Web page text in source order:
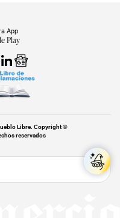
App
Play
Libre. Copyright ©
reservados